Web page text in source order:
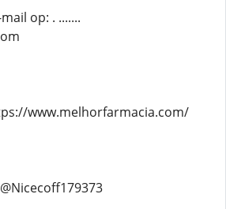
op: . .......
www.melhorfarmacia.com/